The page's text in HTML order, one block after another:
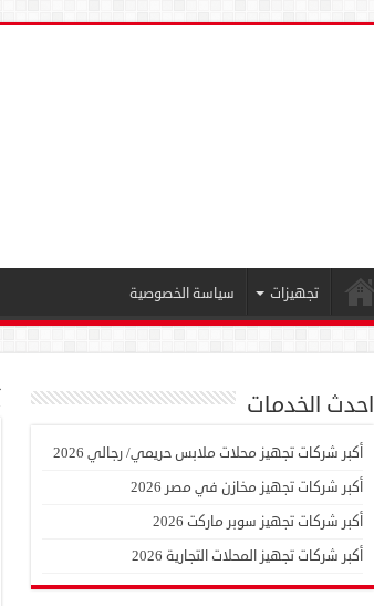
تجهيزات سياسة الخصوصية
احدث الخدمات
أكبر شركات تجهيز محلات ملابس حريمي/ رجالي 2026
أكبر شركات تجهيز مخازن في مصر 2026
أكبر شركات تجهيز سوبر ماركت 2026
أكبر شركات تجهيز المحلات التجارية 2026